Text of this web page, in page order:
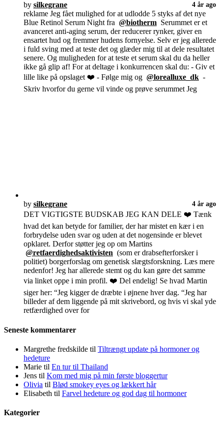
by silkegrane 4 år ago
reklame Jeg fået mulighed for at udlodde 5 styks af det nye
Blue Retinol Serum Night fra @biotherm Serummet er et
avanceret anti-aging serum, der reducerer rynker, giver en
ensartet hud og fremmer hudens fornyelse. Selv er jeg allerede
i fuld sving med at teste det og glæder mig til at dele resultatet
senere. Og muligheden for at teste et serum skal du da heller
ikke gå glip af! For at deltage i konkurrencen skal du: - Giv et
lille like på opslaget ❤️ - Følge mig og @lorealluxe_dk -
Skriv hvorfor du gerne vil vinde og prøve serummet Jeg
by silkegrane 4 år ago
DET VIGTIGSTE BUDSKAB JEG KAN DELE ❤️ Tænk
hvad det kan betyde for familier, der har mistet en kær i en
forbrydelse uden svar og uden at det nogensinde er blevet
opklaret. Derfor støtter jeg op om Martins
@retfaerdighedsaktivisten (som er drabsefterforsker i
politiet) borgerforslag om genetisk slægtsforskning. Læs mere
nedenfor! Jeg har allerede stemt og du kan gøre det samme
via linket oppe i min profil. ❤️ Del endelig! Se hvad Martin
siger her: “Jeg kigger de dræbte i øjnene hver dag. “Jeg har
billeder af dem liggende på mit skrivebord, og hvis vi skal yde
retfærdighed over for
Seneste kommentarer
Margrethe fredskilde til Tiltrængt update på hormoner og
hedeture
Marie til En tur til Thailand
Jens til Kom med mig på min første bloggertur
Olivia til Blød smokey eyes og lækkert hår
Elisabeth til Farvel hedeture og god dag til hormoner
Kategorier